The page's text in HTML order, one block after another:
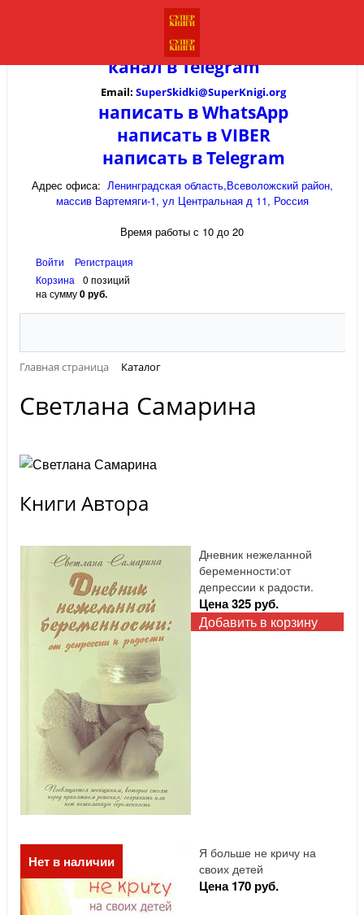
канал вTelegram
Email: SuperSkidki@SuperKnigi.org
написать в WhatsApp
написать в VIBER
написать в Telegram
Адрес офиса: Ленинградская область,Всеволожский район,
массив Вартемяги-1, ул Центральная д 11, Россия
Время работы с 10 до 20
Войти
Регистрация
Корзина
0 позиций
на сумму0 руб.
Главная страница Каталог
Светлана Самарина
Книги Автора
Дневник нежеланной
беременности:от
депрессии к радости.
Цена 325 руб.
Добавить в корзину
Нет в наличии
Я больше не кричу на
своих детей
Цена 170 руб.